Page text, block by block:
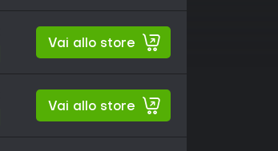
Vai allo store
Vai allo store